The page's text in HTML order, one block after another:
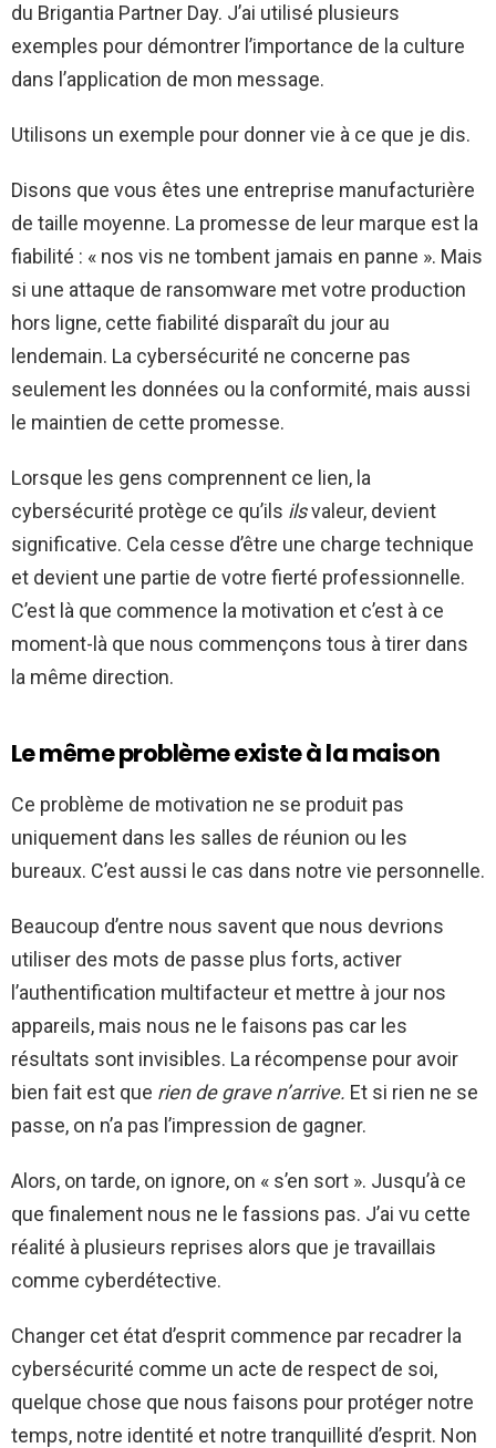
du Brigantia Partner Day. J’ai utilisé plusieurs
exemples pour démontrer l’importance de la culture
dans l’application de mon message.
Utilisons un exemple pour donner vie à ce que je dis.
Disons que vous êtes une entreprise manufacturière
de taille moyenne. La promesse de leur marque est la
fiabilité : « nos vis ne tombent jamais en panne ». Mais
si une attaque de ransomware met votre production
hors ligne, cette fiabilité disparaît du jour au
lendemain. La cybersécurité ne concerne pas
seulement les données ou la conformité, mais aussi
le maintien de cette promesse.
Lorsque les gens comprennent ce lien, la
cybersécurité protège ce qu’ils ilsvaleur, devient
significative. Cela cesse d’être une charge technique
et devient une partie de votre fierté professionnelle.
C’est là que commence la motivation et c’est à ce
moment-là que nous commençons tous à tirer dans
la même direction.
Le même problème existe à la maison
Ce problème de motivation ne se produit pas
uniquement dans les salles de réunion ou les
bureaux. C’est aussi le cas dans notre vie personnelle.
Beaucoup d’entre nous savent que nous devrions
utiliser des mots de passe plus forts, activer
l’authentification multifacteur et mettre à jour nos
appareils, mais nous ne le faisons pas car les
résultats sont invisibles. La récompense pour avoir
bien fait est que rien de grave n’arrive. Et si rien ne se
passe, on n’a pas l’impression de gagner.
Alors, on tarde, on ignore, on « s’en sort ». Jusqu’à ce
que finalement nous ne le fassions pas. J’ai vu cette
réalité à plusieurs reprises alors que je travaillais
comme cyberdétective.
Changer cet état d’esprit commence par recadrer la
cybersécurité comme un acte de respect de soi,
quelque chose que nous faisons pour protéger notre
temps, notre identité et notre tranquillité d’esprit. Non